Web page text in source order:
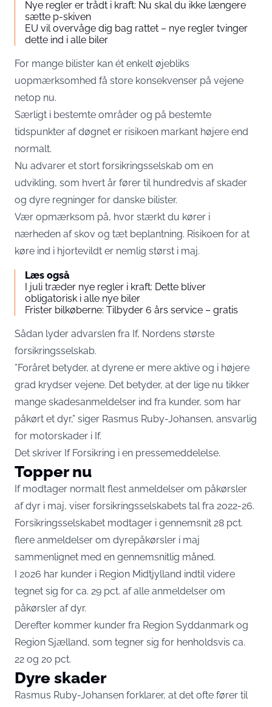
Nye regler er trådt i kraft: Nu skal du ikke længere
sætte p-skiven
EU vil overvåge dig bag rattet – nye regler tvinger
dette ind i alle biler
For mange bilister kan ét enkelt øjebliks
uopmærksomhed få store konsekvenser på vejene
netop nu.
Særligt i bestemte områder og på bestemte
tidspunkter af døgnet er risikoen markant højere end
normalt.
Nu advarer et stort forsikringsselskab om en
udvikling, som hvert år fører til hundredvis af skader
og dyre regninger for danske bilister.
Vær opmærksom på, hvor stærkt du kører i
nærheden af skov og tæt beplantning. Risikoen for at
køre ind i hjortevildt er nemlig størst i maj.
Læs også
I juli træder nye regler i kraft: Dette bliver
obligatorisk i alle nye biler
Frister bilkøberne: Tilbyder 6 års service – gratis
Sådan lyder advarslen fra If, Nordens største
forsikringsselskab.
”Foråret betyder, at dyrene er mere aktive og i højere
grad krydser vejene. Det betyder, at der lige nu tikker
mange skadesanmeldelser ind fra kunder, som har
påkørt et dyr,” siger Rasmus Ruby-Johansen, ansvarlig
for motorskader i If.
Det skriver If Forsikring i en pressemeddelelse.
Topper nu
If modtager normalt flest anmeldelser om påkørsler
af dyr i maj, viser forsikringsselskabets tal fra 2022-26.
Forsikringsselskabet modtager i gennemsnit 28 pct.
flere anmeldelser om dyrepåkørsler i maj
sammenlignet med en gennemsnitlig måned.
I 2026 har kunder i Region Midtjylland indtil videre
tegnet sig for ca. 29 pct. af alle anmeldelser om
påkørsler af dyr.
Derefter kommer kunder fra Region Syddanmark og
Region Sjælland, som tegner sig for henholdsvis ca.
22 og 20 pct.
Dyre skader
Rasmus Ruby-Johansen forklarer, at det ofte fører til